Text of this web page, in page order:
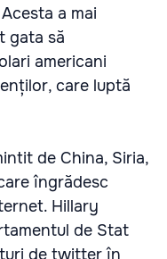
a mai
gata să
americani
care luptă
de China, Siria,
îngrădesc
Hillary
de Stat
de twitter în